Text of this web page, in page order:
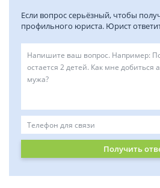
Если вопрос серьёзный, чтобы
профильного юриста. Юрист
Получить